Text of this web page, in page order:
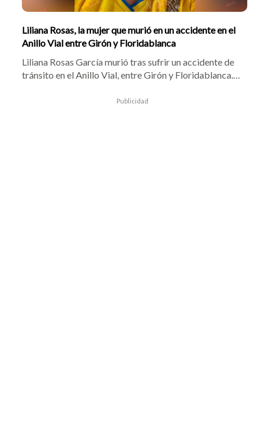
Liliana Rosas, la mujer que murió en un accidente en el
Anillo Vial entre Girón y Floridablanca
Liliana Rosas García murió tras sufrir un accidente de
tránsito en el Anillo Vial, entre Girón y Floridablanca.
chocó contra un árbol del separador. Aunque fue
Publicidad